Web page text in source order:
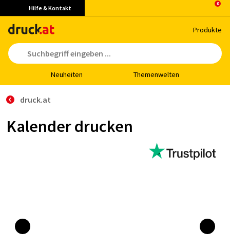
Hilfe & Kontakt
Pro­duk­te
Neu­hei­ten The­men­wel­ten
druck.at
Kalender drucken